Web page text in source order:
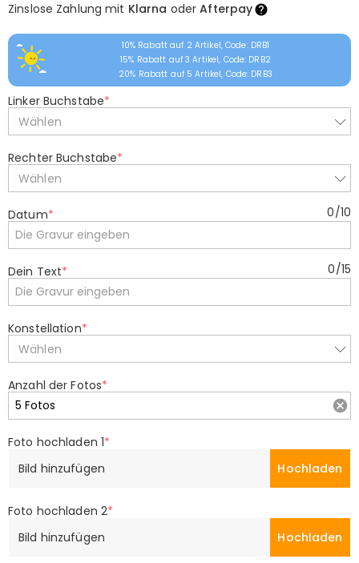
Zinslose Zahlung mit Klarna oderAfterpay
10% Rabatt auf 2 Artikel, Code: DRB1
15% Rabatt auf 3 Artikel, Code: DRB2
20% Rabatt auf 5 Artikel, Code: DRB3
Linker Buchstabe*
Wählen
Rechter Buchstabe*
Wählen
Datum* 0/10
Dein Text* 0/15
Konstellation*
Wählen
Anzahl der Fotos*
Foto hochladen 1*
Bild hinzufügen
Hochladen
Foto hochladen 2*
Bild hinzufügen
Hochladen